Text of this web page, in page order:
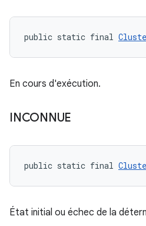
public static final
En cours d'exécution.
INCONNUE
public static final
État initial ou échec de la